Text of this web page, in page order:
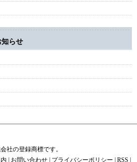
知らせ
社の登録商標です。
| お問い合わせ | プライバシーポリシー | RSS |